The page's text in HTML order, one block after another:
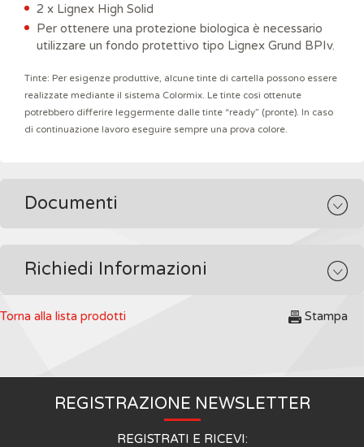
2 x Lignex High Solid
Per ottenere una protezione biologica è necessario
utilizzare un fondo protettivo tipo Lignex Grund BPIv.
Tinte: Per esigenze produttive, alcune tinte di cartella possono essere
realizzate mediante il sistema Colormix. Le tinte così ottenute
potrebbero differire leggermente dalle tinte “ready” (pronte). In caso
di continuazione lavoro eseguire sempre una prova colore.
Documenti
Richiedi Informazioni
Torna alla lista prodotti Stampa
REGISTRAZIONE NEWSLETTER
REGISTRATI E RICEVI: